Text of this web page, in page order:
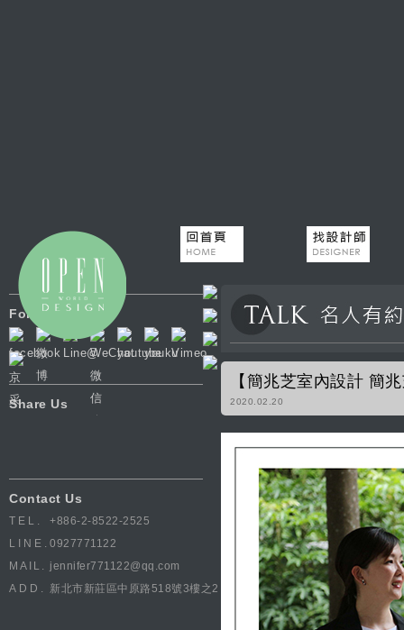
Follow Us
Share Us
Contact Us
TEL.
+886-2-8522-2525
LINE. 0927771122
MAIL. jennifer771122@qq.com
ADD.
新北市新莊區中原路518號3樓之2
【簡兆芝室內設計 簡
2020.02.20